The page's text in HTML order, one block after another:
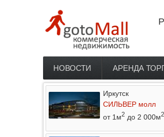
Главное меню
НОВОСТИ АРЕНДА
Иркутск
СИЛЬВЕР молл
от 1м2 до 2 000м2